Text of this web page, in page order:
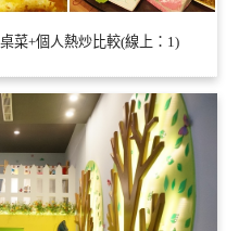
菜+個人熱炒比較(線上：1)